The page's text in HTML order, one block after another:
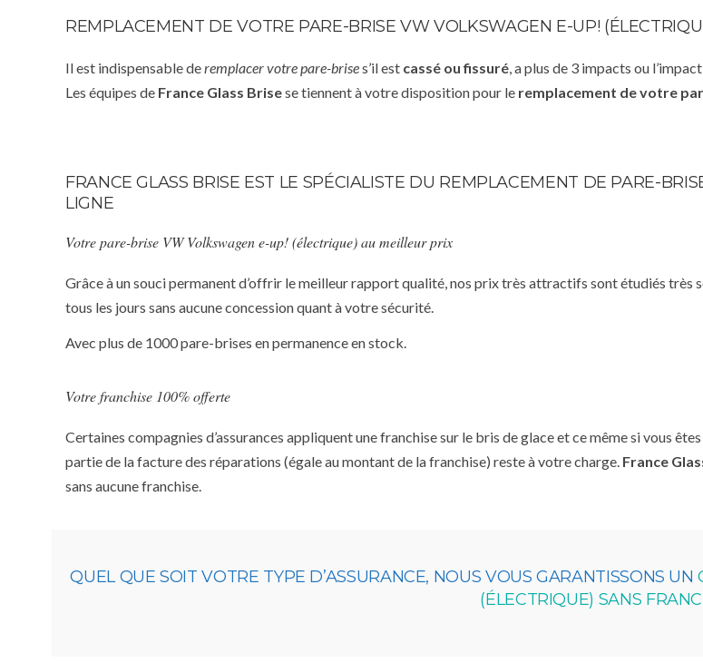
REMPLACEMENT DE VOTRE PARE-BRISE VW VOLKSWAGEN E-UP!
Il est indispensable deremplacer votre pare-brises’il est cassé ou fissuré, a plus de 3 impacts ou
Les équipes de France Glass Brisese tiennent à votre disposition pour le remplacement de votre
FRANCE GLASS BRISE EST LE SPÉCIALISTE DU REMPLACEMENT DE PARE-
LIGNE
Votre pare-brise VW Volkswagen e-up! (électrique) au meilleur prix
Grâce à un souci permanent d’offrir le meilleur rapport qualité, nos prix très attractifs sont étudiés
tous les jours sans aucune concession quant à votre sécurité.
Avec plus de 1000 pare-brises en permanence en stock.
Votre franchise 100% offerte
Certaines compagnies d’assurances appliquent une franchise sur le bris de glace et ce même si vous
partie de la facture des réparations (égale au montant de la franchise) reste à votre charge. France
sans aucune franchise.
QUEL QUE SOIT VOTRE TYPE D’ASSURANCE, NOUS VOUS GARANTISSONS UN
(ÉLECTRIQUE) SANS